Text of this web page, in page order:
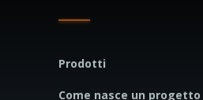
Prodotti
Come nasce un progetto